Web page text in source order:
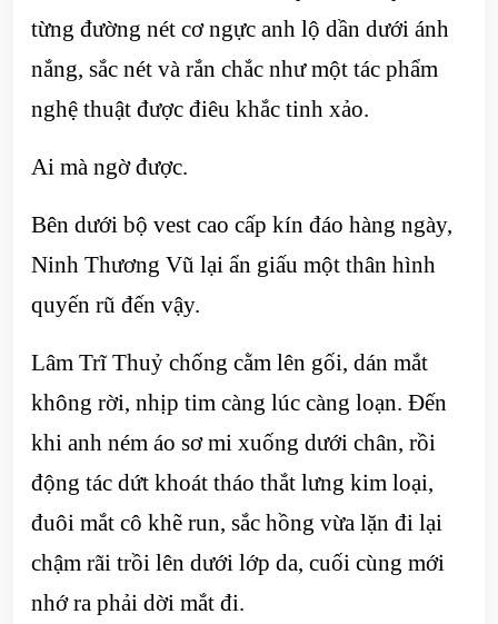
từng đường nét cơ ngực anh lộ dần dưới ánh
nắng, sắc nét và rắn chắc như một tác phẩm
nghệ thuật được điêu khắc tinh xảo.
Ai mà ngờ được.
Bên dưới bộ vest cao cấp kín đáo hàng ngày,
Ninh Thương Vũ lại ẩn giấu một thân hình
quyến rũ đến vậy.
Lâm Trĩ Thuỷ chống cằm lên gối, dán mắt
không rời, nhịp tim càng lúc càng loạn. Đến
khi anh ném áo sơ mi xuống dưới chân, rồi
động tác dứt khoát tháo thắt lưng kim loại,
đuôi mắt cô khẽ run, sắc hồng vừa lặn đi lại
chậm rãi trồi lên dưới lớp da, cuối cùng mới
nhớ ra phải dời mắt đi.